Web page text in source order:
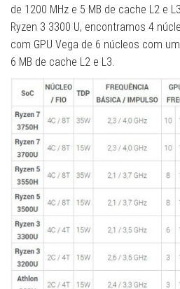
de 1200 MHz e 5 MB de cache L2 e
Ryzen 3 3300 U, encontramos 4
com GPU Vega de 6 núcleos com
6 MB de cache L2 e L3.